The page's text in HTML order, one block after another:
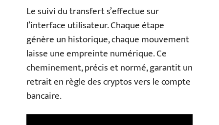
Le suivi du transfert s’effectue sur
l’interface utilisateur. Chaque étape
génère un historique, chaque mouvement
laisse une empreinte numérique. Ce
cheminement, précis et normé, garantit un
retrait en règle des cryptos vers le compte
bancaire.